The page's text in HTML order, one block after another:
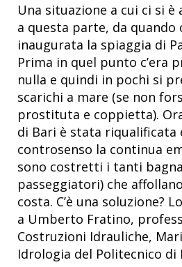
Una situazione a cui ci si
a questa parte, da quando
inaugurata la spiaggia di
Prima in quel punto c’era
nulla e quindi in pochi si
scarichi a mare (se non
prostituta e coppietta).
di Bari è stata riqualificata
controsenso la continua
sono costretti i tanti
passeggiatori) che
costa. C’è una soluzione?
a Umberto Fratino,
Costruzioni Idrauliche,
Idrologia del Politecnico di